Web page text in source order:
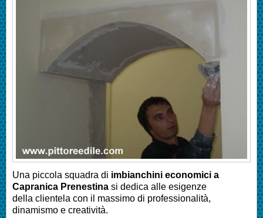
Una piccola squadra di imbianchini economici a
Capranica Prenestina si dedica alle esigenze
della clientela con il massimo di professionalità,
dinamismo e creatività.